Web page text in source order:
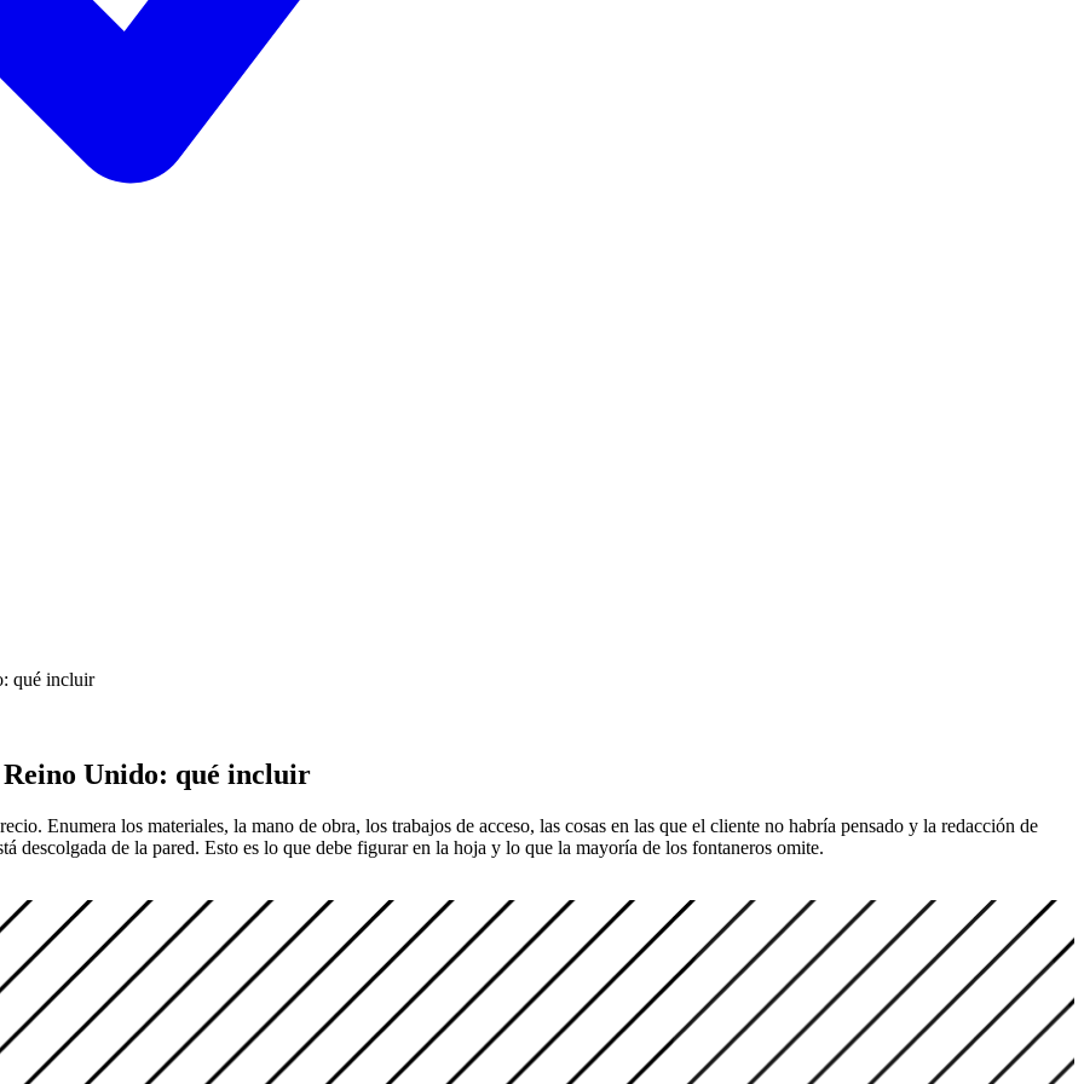
qué incluir
Unido: qué incluir
Enumera los materiales, la mano de obra, los trabajos de acceso, las cosas en las que el cliente no habría pensado y la redacción de
descolgada de la pared. Esto es lo que debe figurar en la hoja y lo que la mayoría de los fontaneros omite.